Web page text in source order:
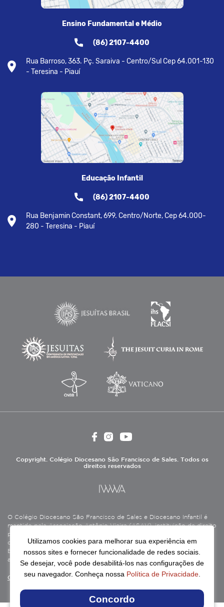
Ensino Fundamental e Médio
(86) 2107-4400
Rua Barroso, 363. Pç. Saraiva - Centro/Sul Cep 64.001-130
- Teresina - Piauí
Educação Infantil
(86) 2107-4400
Rua Benjamin Constant, 699. Centro/Norte, Cep 64.000-
280 - Teresina - Piauí
Copyright. Colégio Diocesano São Francisco de Sales. Todos os
direitos reservados
O Colégio Diocesano São Francisco de Sales e Diocesano Infantil é
mantido pela Associação Antônio Vieira (ASAV), instituição de direito
privado sem fins lucrativos, filantrópica, de natureza educativa,
cultural, assistencial e beneficente, certificada como Entidade
Beneficente de Assistência Social (CEBAS), nas áreas de educação e
assistência social.
Continue lendo
Utilizamos cookies para melhorar sua experiência em
nossos sites e fornecer funcionalidade de redes sociais.
Se desejar, você pode desabilitá-los nas configurações de
seu navegador. Conheça nossa Política de Privacidade.
Concordo